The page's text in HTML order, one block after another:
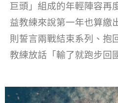
巨頭」組成的年輕陣容再
益教練來說第一年也算繳
則誓言兩戰結束系列、抱
教練放話「輸了就跑步回